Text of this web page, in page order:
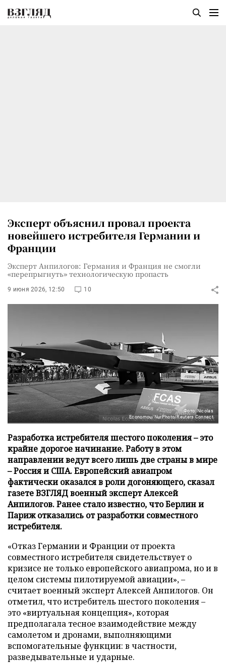
Эксперт объяснил провал проекта
новейшего истребителя Германии и
Франции
Эксперт Анпилогов: Германия и Франция не смогли
«перепрыгнуть» технологическую пропасть
9 июня 2026, 12:50 10
Фото: Nicolas
Economou/NurPhoto/Reuters Connect
Разработка истребителя шестого поколения – это
крайне дорогое начинание. Работу в этом
направлении ведут всего лишь две страны в мире
– Россия и США. Европейский авиапром
фактически оказался в роли догоняющего, сказал
газете ВЗГЛЯД военный эксперт Алексей
Анпилогов. Ранее стало известно, что Берлин и
Париж отказались от разработки совместного
истребителя.
«Отказ Германии и Франции от проекта
совместного истребителя свидетельствует о
кризисе не только европейского авиапрома, но и в
целом системы пилотируемой авиации», –
считает военный эксперт Алексей Анпилогов. Он
отметил, что истребитель шестого поколения –
это «виртуальная концепция», которая
предполагала тесное взаимодействие между
самолетом и дронами, выполняющими
вспомогательные функции: в частности,
разведывательные и ударные.